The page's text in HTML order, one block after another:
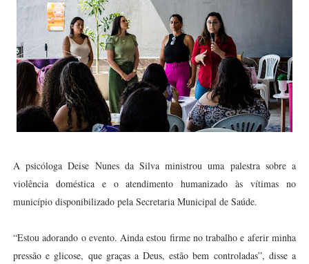
A psicóloga Deise Nunes da Silva ministrou uma palestra sobre a
violência doméstica e o atendimento humanizado às vítimas no
município disponibilizado pela Secretaria Municipal de Saúde.
“Estou adorando o evento. Ainda estou firme no trabalho e aferir minha
pressão e glicose, que graças a Deus, estão bem controladas”, disse a